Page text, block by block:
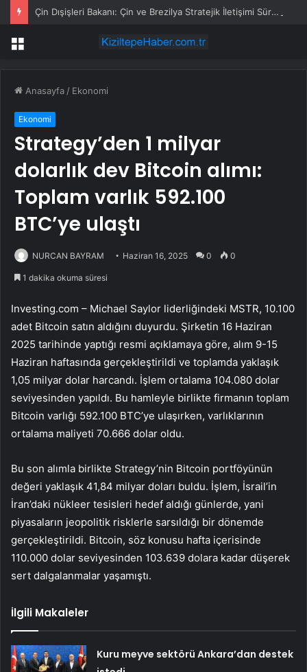
Çin Dışişleri Bakanı: Çin ve Brezilya Stratejik İletişimi Sürdürmeli ve Koordinasyonu Güçlendirmeli
Menü
Anasayfa / Ekonomi
Ekonomi
Strategy’den 1 milyar
dolarlık dev Bitcoin alımı:
Toplam varlık 592.100
BTC’ye ulaştı
NURCAN BAYRAM Haziran 16, 2025 0 0
1 dakika okuma süresi
Investing.com – Michael Saylor liderliğindeki MSTR, 10.100
adet Bitcoin satın aldığını duyurdu. Şirketin 16 Haziran
2025 tarihinde yaptığı resmi açıklamaya göre, alım 9-15
Haziran haftasında gerçekleştirildi ve toplamda yaklaşık
1,05 milyar dolar harcandı. İşlem ortalama 104.080 dolar
seviyesinden yapıldı. Bu hamleyle birlikte firmanın toplam
Bitcoin varlığı 592.100 BTC’ye ulaşırken, varlıklarının
ortalama maliyeti 70.666 dolar oldu.
Bu son alımla birlikte Strategy’nin Bitcoin portföyünün
değeri yaklaşık 41,84 milyar doları buldu. İşlem, İsrail’in
İran’daki nükleer tesisleri hedef aldığı günlerde, yani
piyasaların jeopolitik risklerle sarsıldığı bir dönemde
gerçekleştirildi. Bitcoin, söz konusu hafta içerisinde
110.000 dolar seviyesinden 103.639 dolara kadar düşerek
sert dalgalanmalar yaşamıştı.
İlgili Makaleler
Kuru meyve sektörü Ankara’dan destek